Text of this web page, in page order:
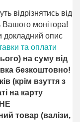
відрізнятись від
Вашого монітора!
докладний опис
та оплати
на суму від
безкоштовно!
(крім взуття з
на карту
товар (валізи,